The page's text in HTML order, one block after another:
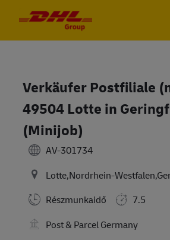
Verkäufer Postfiliale
49504 Lotte in
(Minijob)
AV-301734
Lotte,Nordrhein-
Részmunkaidő
7.5
Post & Parcel Germany